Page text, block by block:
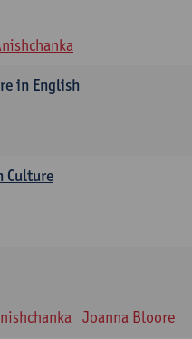
in English
Culture
Joanna Bloore